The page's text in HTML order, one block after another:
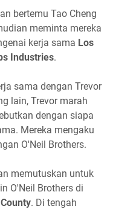
bertemu Tao Cheng
meminta mereka
kerja sama Los
Industries.
sama dengan Trevor
lain, Trevor marah
dengan siapa
Mereka mengaku
O'Neil Brothers.
memutuskan untuk
O'Neil Brothers di
. Di tengah